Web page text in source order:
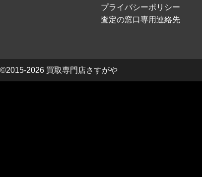
プライバシーポリシー
査定の窓口専用連絡先
©2015-2026 買取専門店さすがや